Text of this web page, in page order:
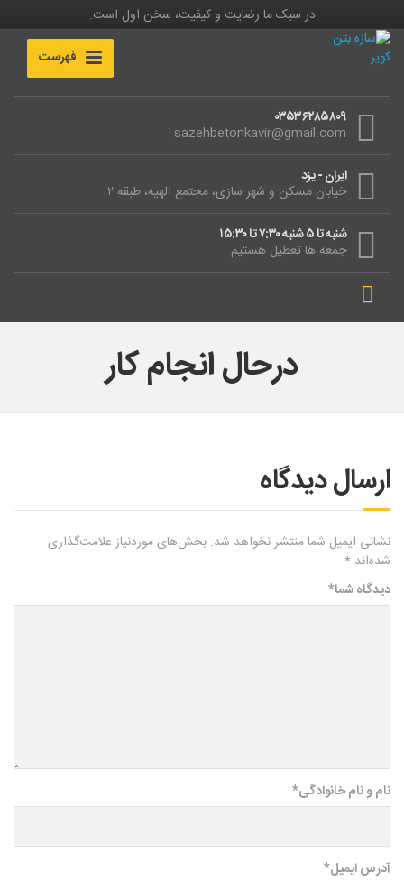
در سبک ما رضایت و کیفیت، سخن اول است.
فهرست
۰۳۵۳۶۲۸۵۸۰۹
sazehbetonkavir@gmail.com
ایران - یزد
خیابان مسکن و شهر سازی، مجتمع الهیه، طبقه ۲
شنبه تا ۵ شنبه ۷:۳۰ تا ۱۵:۳۰
جمعه ها تعطیل هستیم
درحال انجام کار
ارسال دیدگاه
نشانی ایمیل شما منتشر نخواهد شد. بخش‌های موردنیاز علامت‌گذاری
شده‌اند *
دیدگاه شما*
نام و نام خانوادگی*
آدرس ایمیل*